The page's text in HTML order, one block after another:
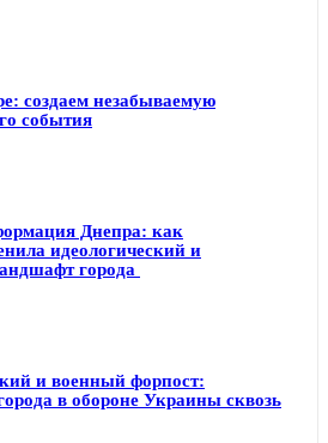
создаем незабываемую
события
Днепра: как
идеологический и
города
и военный форпост:
в обороне Украины сквозь